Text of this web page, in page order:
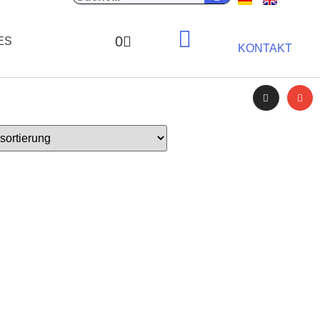
0 KONTAKT